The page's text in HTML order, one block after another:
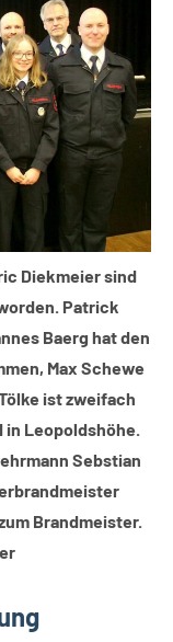
Diekmeier sind
Patrick
Baerg hat den
Max Schewe
ist zweifach
Leopoldshöhe.
Sebstian
Brandmeister.